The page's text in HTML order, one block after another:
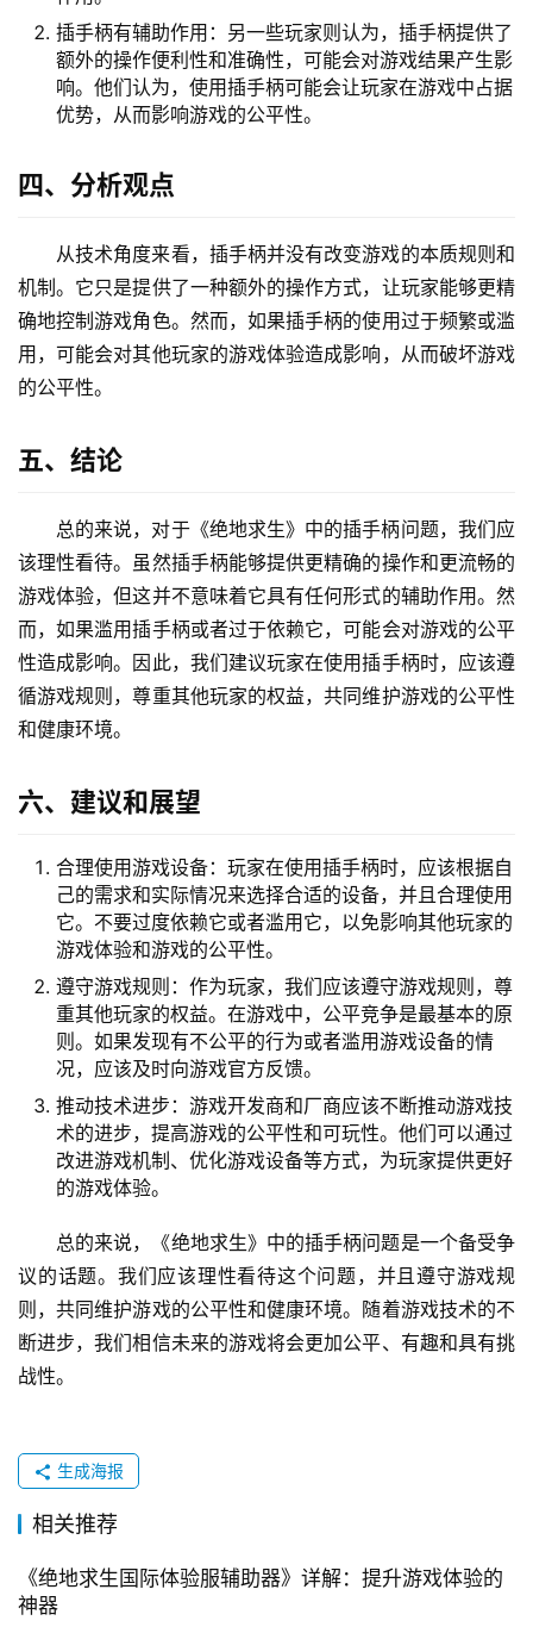
插手柄有辅助作用：另一些玩家则认为，插手柄提供了
额外的操作便利性和准确性，可能会对游戏结果产生影
响。他们认为，使用插手柄可能会让玩家在游戏中占据
优势，从而影响游戏的公平性。
四、分析观点
从技术角度来看，插手柄并没有改变游戏的本质规则和
机制。它只是提供了一种额外的操作方式，让玩家能够更精
确地控制游戏角色。然而，如果插手柄的使用过于频繁或滥
用，可能会对其他玩家的游戏体验造成影响，从而破坏游戏
的公平性。
五、结论
总的来说，对于《绝地求生》中的插手柄问题，我们应
该理性看待。虽然插手柄能够提供更精确的操作和更流畅的
游戏体验，但这并不意味着它具有任何形式的辅助作用。然
而，如果滥用插手柄或者过于依赖它，可能会对游戏的公平
性造成影响。因此，我们建议玩家在使用插手柄时，应该遵
循游戏规则，尊重其他玩家的权益，共同维护游戏的公平性
和健康环境。
六、建议和展望
合理使用游戏设备：玩家在使用插手柄时，应该根据自
己的需求和实际情况来选择合适的设备，并且合理使用
它。不要过度依赖它或者滥用它，以免影响其他玩家的
游戏体验和游戏的公平性。
遵守游戏规则：作为玩家，我们应该遵守游戏规则，尊
重其他玩家的权益。在游戏中，公平竞争是最基本的原
则。如果发现有不公平的行为或者滥用游戏设备的情
况，应该及时向游戏官方反馈。
推动技术进步：游戏开发商和厂商应该不断推动游戏技
术的进步，提高游戏的公平性和可玩性。他们可以通过
改进游戏机制、优化游戏设备等方式，为玩家提供更好
的游戏体验。
总的来说，《绝地求生》中的插手柄问题是一个备受争
议的话题。我们应该理性看待这个问题，并且遵守游戏规
则，共同维护游戏的公平性和健康环境。随着游戏技术的不
断进步，我们相信未来的游戏将会更加公平、有趣和具有挑
战性。
生成海报
相关推荐
《绝地求生国际体验服辅助器》详解：提升游戏体验的
神器